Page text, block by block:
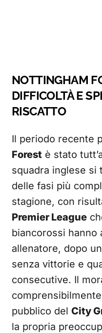
NOTTINGHAM
DIFFICOLTÀ E
RISCATTO
Il periodo recente
Forest è stato
squadra inglese si
delle fasi più
stagione, con
Premier League
biancorossi hanno
allenatore, dopo
senza vittorie e
consecutive. Il
pubblico del City
la propria